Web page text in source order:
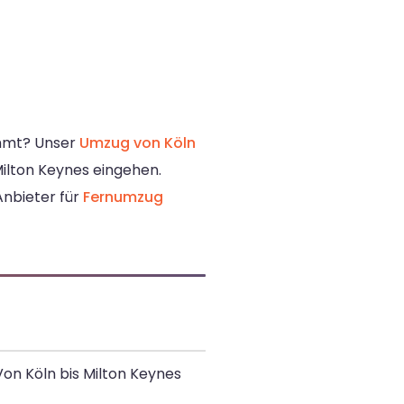
Unser Umzug von Köln
Keynes eingehen.
für Fernumzug
Köln bis Milton Keynes